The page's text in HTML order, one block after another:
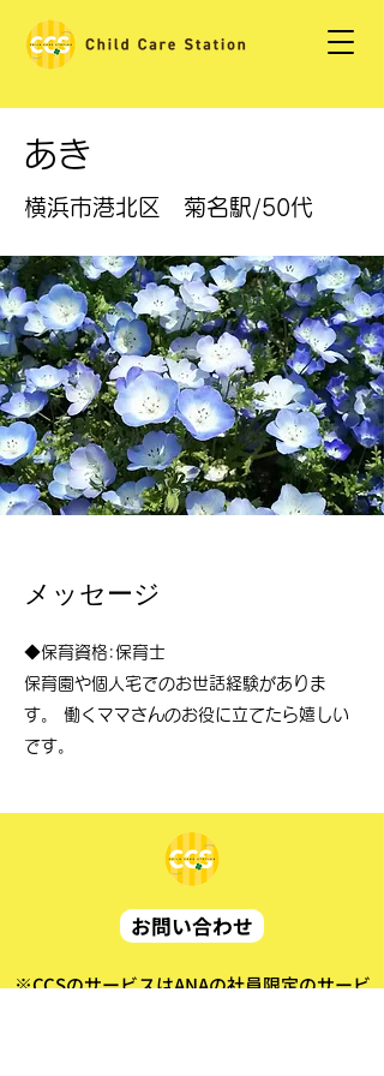
あき
横浜市港北区 菊名駅/50代
​メッセージ
◆保育資格:保育士
保育園や個人宅でのお世話経験がありま
す。 働くママさんのお役に立てたら嬉しい
です。
お問い合わせ
※CCSのサービスはANAの社員限定のサービ